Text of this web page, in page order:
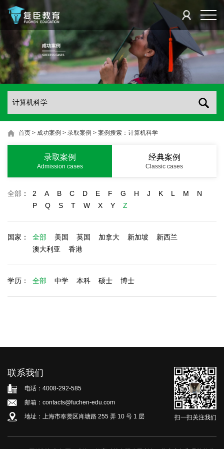
首页 > 成功案例 > 录取案例 > 案例搜索：计算机科学
录取案例
Admission cases
经典案例
Classic cases
全部 ： 2 A B C D E F G H J K L M
N
P
Q S T W X Y Z
国家： 全部 美国 英国 加拿大 新加坡
新西兰
澳大利亚
香港
学历： 全部 中学 本科 硕士 博士
联系我们
电话：4008-292-585
邮箱：contacts@fuchen-edu.com
地址：上海市奉贤区肖塘路 255 弄 10 号 1 层
扫一扫关注我们